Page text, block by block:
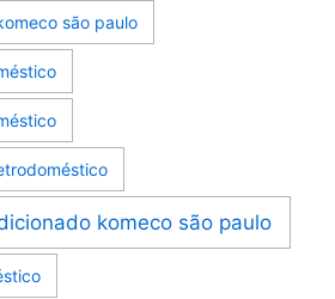
são paulo
komeco são paulo